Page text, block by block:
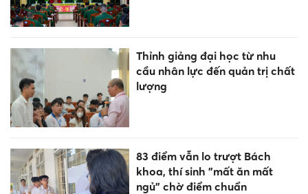
Thỉnh giảng đại học từ nhu
cầu nhân lực đến quản trị chất
lượng
83 điểm vẫn lo trượt Bách
khoa, thí sinh "mất ăn mất
ngủ" chờ điểm chuẩn